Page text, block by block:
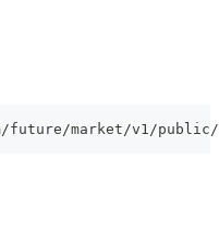
future/market/v1/